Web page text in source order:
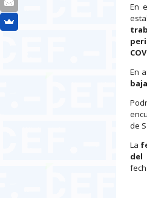
En
En
baja
de
La
del